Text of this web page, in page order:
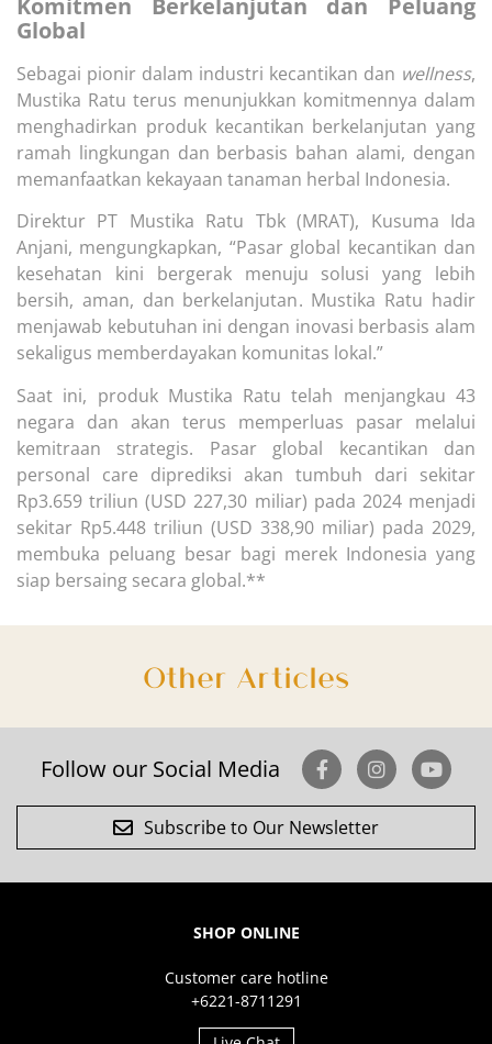
Global
Sebagai pionir dalam industri kecantikan dan wellness,
Mustika Ratu terus menunjukkan komitmennya dalam
menghadirkan produk kecantikan berkelanjutan yang
ramah lingkungan dan berbasis bahan alami, dengan
memanfaatkan kekayaan tanaman herbal Indonesia.
Direktur PT Mustika Ratu Tbk (MRAT), Kusuma Ida
Anjani, mengungkapkan, “Pasar global kecantikan dan
kesehatan kini bergerak menuju solusi yang lebih
bersih, aman, dan berkelanjutan. Mustika Ratu hadir
menjawab kebutuhan ini dengan inovasi berbasis alam
sekaligus memberdayakan komunitas lokal.”
Saat ini, produk Mustika Ratu telah menjangkau 43
negara dan akan terus memperluas pasar melalui
kemitraan strategis. Pasar global kecantikan dan
personal care diprediksi akan tumbuh dari sekitar
Rp3.659 triliun (USD 227,30 miliar) pada 2024 menjadi
sekitar Rp5.448 triliun (USD 338,90 miliar) pada 2029,
membuka peluang besar bagi merek Indonesia yang
siap bersaing secara global.**
Other Articles
Follow our Social Media
Subscribe to Our Newsletter
SHOP ONLINE
Customer care hotline
+6221-8711291